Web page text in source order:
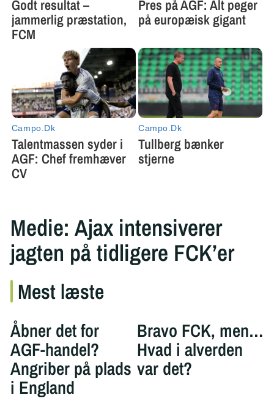
Medie: Ajax intensiverer
jagten på tidligere FCK’er
Mest læste
Åbner det for
AGF-handel?
Angriber på plads
i England
Bravo FCK, men…
Hvad i alverden
var det?